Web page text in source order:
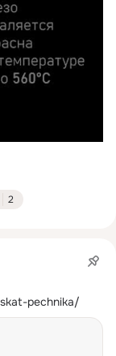
2
pechnika/